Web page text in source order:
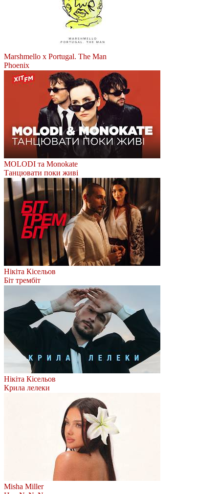
Marshmello x Portugal. The Man
Phoenix
MOLODI та Monokate
Танцювати поки живі
Нікіта Кісельов
Біт трембіт
Нікіта Кісельов
Крила лелеки
Misha Miller